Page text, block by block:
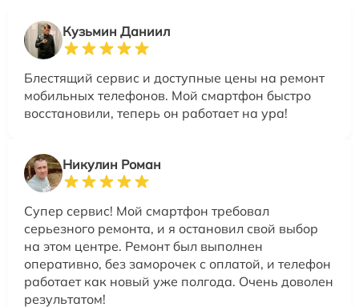
Кузьмин Даниил
Блестящий сервис и доступные цены на ремонт
мобильных телефонов. Мой смартфон быстро
восстановили, теперь он работает на ура!
Никулин Роман
Супер сервис! Мой смартфон требовал
серьезного ремонта, и я остановил свой выбор
на этом центре. Ремонт был выполнен
оперативно, без заморочек с оплатой, и телефон
работает как новый уже полгода. Очень доволен
результатом!